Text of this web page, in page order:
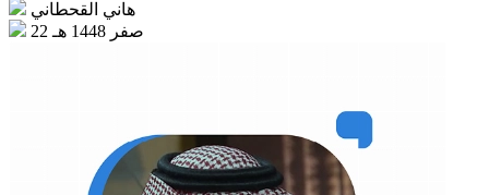
هاني القحطاني
22 صفر 1448 هـ